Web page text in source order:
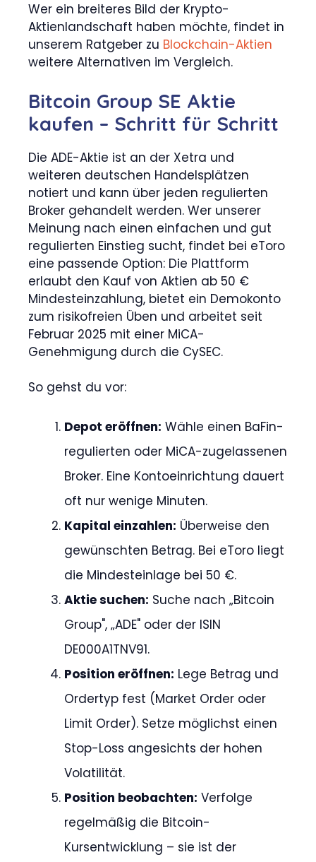
Wer ein breiteres Bild der Krypto-
Aktienlandschaft haben möchte, findet in
unserem Ratgeber zu Blockchain-Aktien
weitere Alternativen im Vergleich.
Bitcoin Group SE Aktie
kaufen – Schritt für Schritt
Die ADE-Aktie ist an der Xetra und
weiteren deutschen Handelsplätzen
notiert und kann über jeden regulierten
Broker gehandelt werden. Wer unserer
Meinung nach einen einfachen und gut
regulierten Einstieg sucht, findet bei eToro
eine passende Option: Die Plattform
erlaubt den Kauf von Aktien ab 50 €
Mindesteinzahlung, bietet ein Demokonto
zum risikofreien Üben und arbeitet seit
Februar 2025 mit einer MiCA-
Genehmigung durch die CySEC.
So gehst du vor:
Depot eröffnen: Wähle einen BaFin-
regulierten oder MiCA-zugelassenen
Broker. Eine Kontoeinrichtung dauert
oft nur wenige Minuten.
Kapital einzahlen: Überweise den
gewünschten Betrag. Bei eToro liegt
die Mindesteinlage bei 50 €.
Aktie suchen: Suche nach „Bitcoin
Group", „ADE" oder der ISIN
DE000A1TNV91.
Position eröffnen: Lege Betrag und
Ordertyp fest (Market Order oder
Limit Order). Setze möglichst einen
Stop-Loss angesichts der hohen
Volatilität.
Position beobachten: Verfolge
regelmäßig die Bitcoin-
Kursentwicklung – sie ist der